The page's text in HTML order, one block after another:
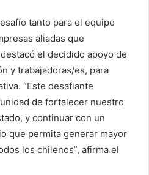
tanto para el equipo
aliadas que
el decidido apoyo de
y trabajadoras/es, para
“Este desafiante
de fortalecer nuestro
y continuar con un
que permita generar mayor
los chilenos”, afirma el